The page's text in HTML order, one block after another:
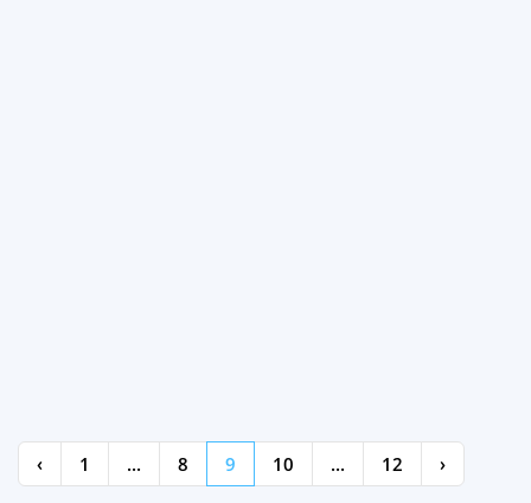
‹ 1 ... 8 9 10 ... 12 ›